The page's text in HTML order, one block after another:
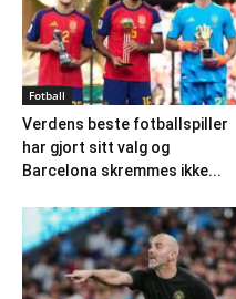
Fotball
Verdens beste fotballspiller
har gjort sitt valg og
Barcelona skremmes ikke...